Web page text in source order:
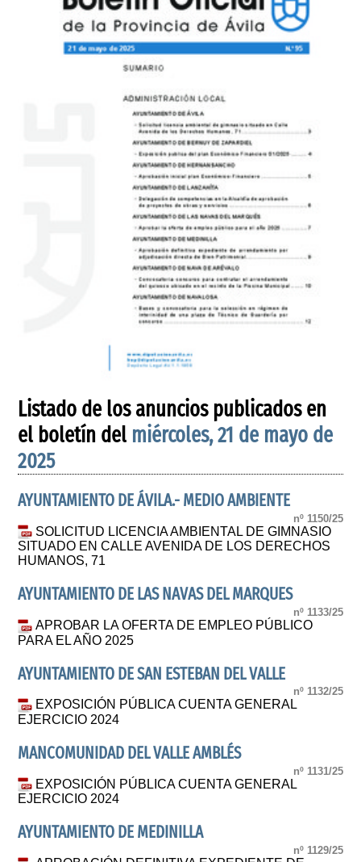
Listado de los anuncios publicados en
el boletín del miércoles, 21 de mayo de
2025
AYUNTAMIENTO DE ÁVILA.- MEDIO AMBIENTE
nº 1150/25
SOLICITUD LICENCIA AMBIENTAL DE GIMNASIO
SITUADO EN CALLE AVENIDA DE LOS DERECHOS
HUMANOS, 71
AYUNTAMIENTO DE LAS NAVAS DEL MARQUES
nº 1133/25
APROBAR LA OFERTA DE EMPLEO PÚBLICO
PARA EL AÑO 2025
AYUNTAMIENTO DE SAN ESTEBAN DEL VALLE
nº 1132/25
EXPOSICIÓN PÚBLICA CUENTA GENERAL
EJERCICIO 2024
MANCOMUNIDAD DEL VALLE AMBLÉS
nº 1131/25
EXPOSICIÓN PÚBLICA CUENTA GENERAL
EJERCICIO 2024
AYUNTAMIENTO DE MEDINILLA
nº 1129/25